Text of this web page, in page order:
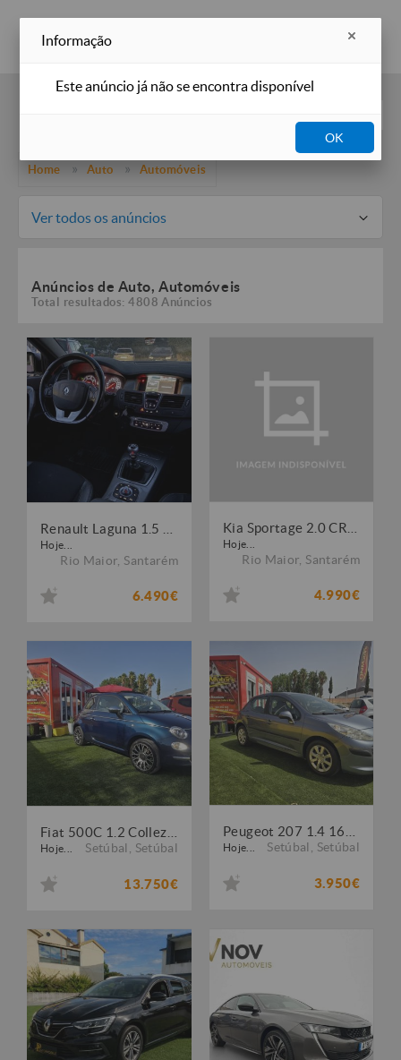
Home Auto Automóveis
Ver todos os anúncios
Anúncios de Auto, Automóveis
Total resultados: 4808 Anúncios
Hoje...
Rio Maior Santarém
6.490€
Hoje...
Rio Maior Santarém
4.990€
Hoje... Setúbal Setúbal
13.750€
Hoje... Setúbal Setúbal
3.950€
Informação
Este anúncio já não se encontra disponível
OK